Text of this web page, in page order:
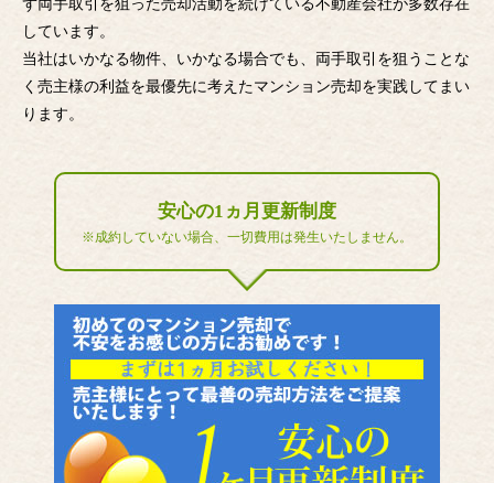
ず両手取引を狙った売却活動を続けている不動産会社が多数存在
しています。
当社はいかなる物件、いかなる場合でも、両手取引を狙うことな
く売主様の利益を最優先に考えたマンション売却を実践してまい
ります。
安心の1ヵ月更新制度
※成約していない場合、一切費用は発生いたしません。